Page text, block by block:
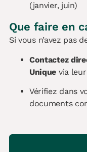
(janvier, juin)
Que faire en
Si vous n’avez pas
Contactez
Unique via
Vérifiez dans
documents